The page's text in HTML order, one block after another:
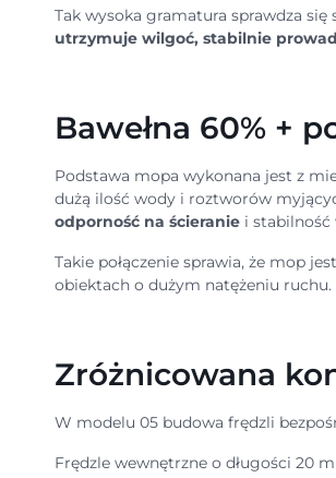
Tak wysoka gramatura sprawdza
utrzymuje wilgoć, stabilnie
Bawełna 60% +
Podstawa mopa wykonana jest z
dużą ilość wody i roztworów
odporność na ścieraniei stabilność
Takie połączenie sprawia, że mop
obiektach o dużym natężeniu ruchu.
Zróżnicowana
W modelu 05 budowa frędzli
Frędzle wewnętrzne o długości 20